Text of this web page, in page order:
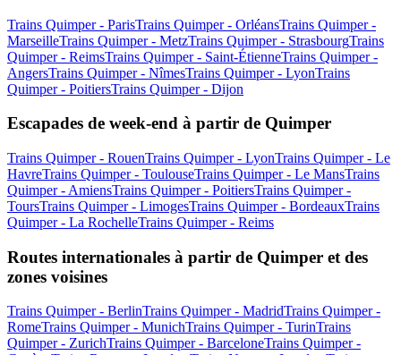
Trains Quimper - ParisTrains Quimper - OrléansTrains Quimper -
MarseilleTrains Quimper - MetzTrains Quimper - StrasbourgTrains
Quimper - ReimsTrains Quimper - Saint-ÉtienneTrains Quimper -
AngersTrains Quimper - NîmesTrains Quimper - LyonTrains
Quimper - PoitiersTrains Quimper - Dijon
Escapades de week-end à partir de Quimper
Trains Quimper - RouenTrains Quimper - LyonTrains Quimper - Le
HavreTrains Quimper - ToulouseTrains Quimper - Le MansTrains
Quimper - AmiensTrains Quimper - PoitiersTrains Quimper -
ToursTrains Quimper - LimogesTrains Quimper - BordeauxTrains
Quimper - La RochelleTrains Quimper - Reims
Routes internationales à partir de Quimper et des
zones voisines
Trains Quimper - BerlinTrains Quimper - MadridTrains Quimper -
RomeTrains Quimper - MunichTrains Quimper - TurinTrains
Quimper - ZurichTrains Quimper - BarceloneTrains Quimper -